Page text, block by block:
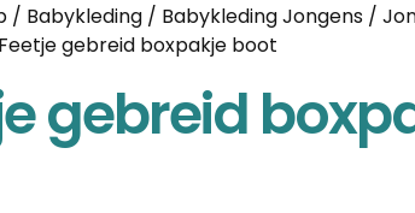
/ Babykleding / Babykleding Jongens /
gebreid boxpakje boot
gebreid